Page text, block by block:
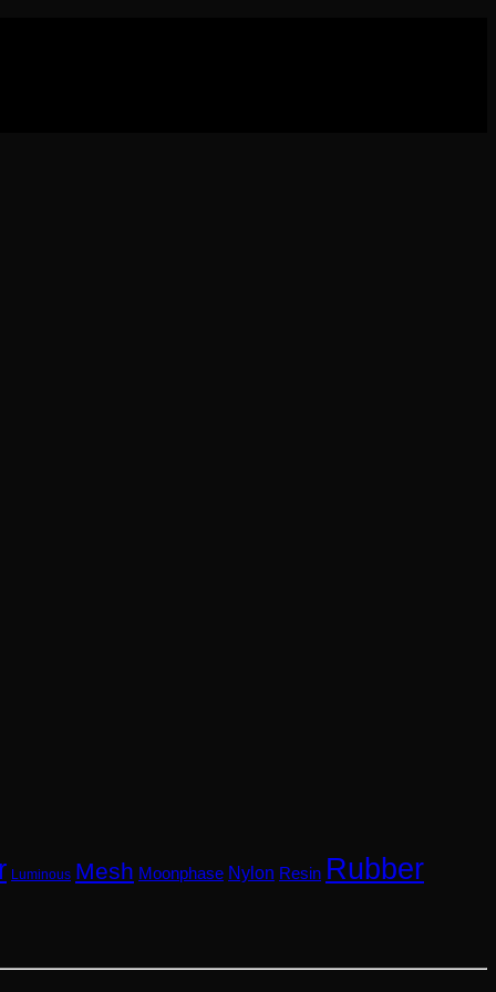
Luminous Mesh Moonphase Nylon Resin Rubber